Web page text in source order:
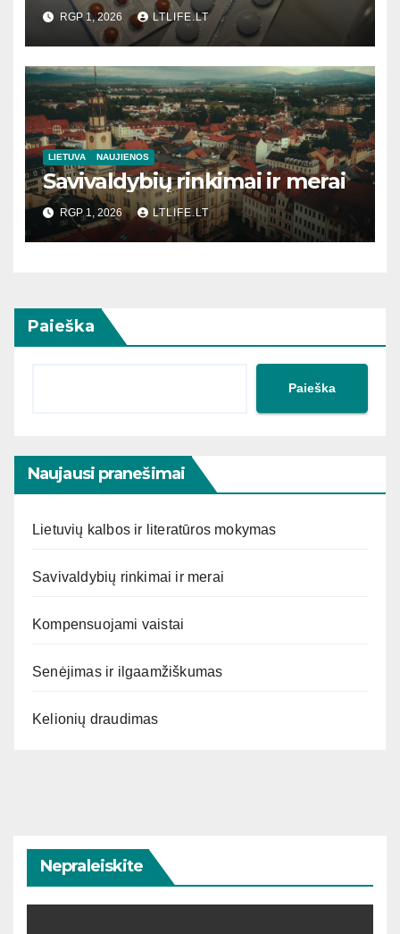
RGP 1, 2026 LTLIFE.LT
LIETUVA NAUJIENOS
Savivaldybių rinkimai ir merai
RGP 1, 2026 LTLIFE.LT
Paieška
Paieška
Naujausi pranešimai
Lietuvių kalbos ir literatūros mokymas
Savivaldybių rinkimai ir merai
Kompensuojami vaistai
Senėjimas ir ilgaamžiškumas
Kelionių draudimas
Nepraleiskite